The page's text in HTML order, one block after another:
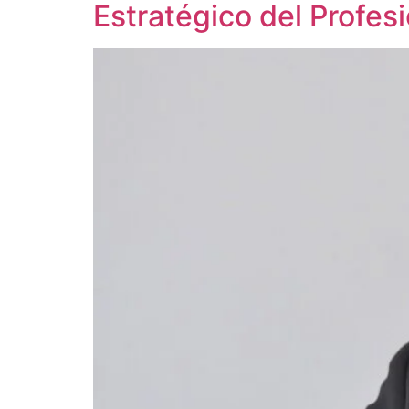
Estratégico del